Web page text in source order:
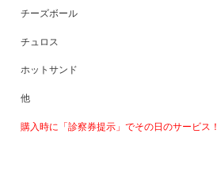
チーズボール
チュロス
ホットサンド
他
購入時に「診察券提示」でその日のサービス！